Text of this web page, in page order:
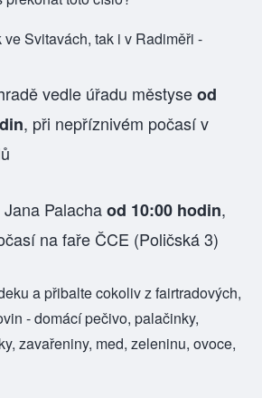
Svitavách, tak i v Radiměři -
vedle úřadu městyseod
, při nepříznivém počasí v
Palachaod 10:00 hodin,
na faře ČCE (Poličská 3)
a přibalte cokoliv z fairtradových,
- domácí pečivo, palačinky,
zavařeniny, med, zeleninu, ovoce,